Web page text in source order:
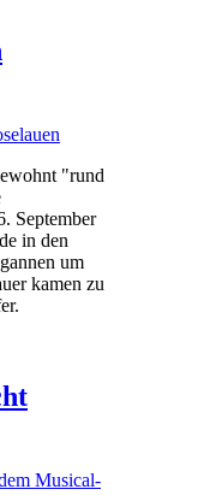
"rund
September
in den
um
kamen zu